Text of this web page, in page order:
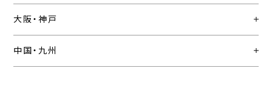
大阪・神戸
中国・九州